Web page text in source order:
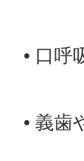
• 口呼
• 義歯